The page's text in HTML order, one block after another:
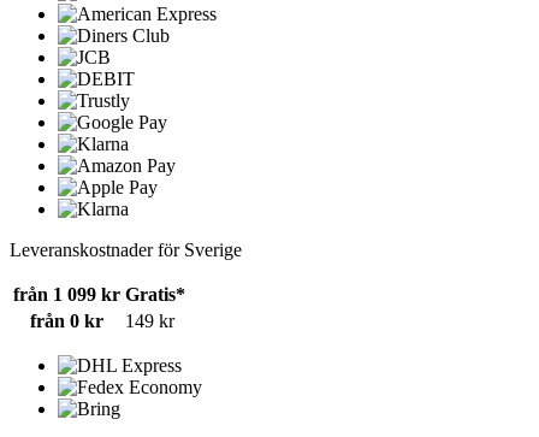
Leveranskostnader för Sverige
från 1 099 kr Gratis*
från 0 kr
149 kr